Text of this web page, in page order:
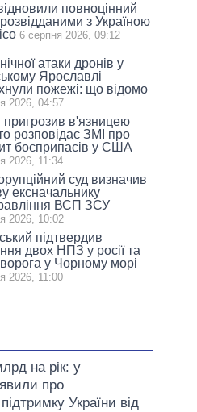
повноцінний
з Україною
6 серпня 2026, 09:12
атаки дронів у
Ярославлі
пожежі: що відомо
2026, 04:57
в'язницею
розповідає ЗМІ про
боєприпасів у США
2026, 11:34
суд визначив
ексначальнику
ВСП ЗСУ
2026, 10:02
підтвердив
двох НПЗ у росії та
у Чорному морі
2026, 11:00
на рік: у
про
України від